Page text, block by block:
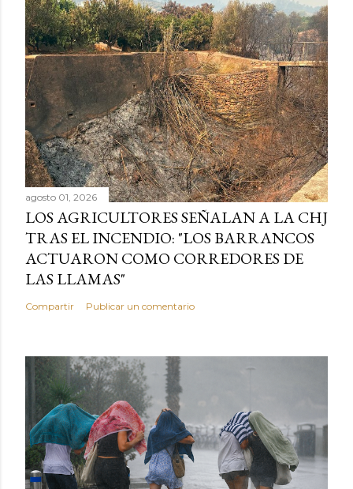
agosto 01, 2026
LOS AGRICULTORES SEÑALAN A LA CHJ
TRAS EL INCENDIO: "LOS BARRANCOS
ACTUARON COMO CORREDORES DE
LAS LLAMAS"
Compartir Publicar un comentario